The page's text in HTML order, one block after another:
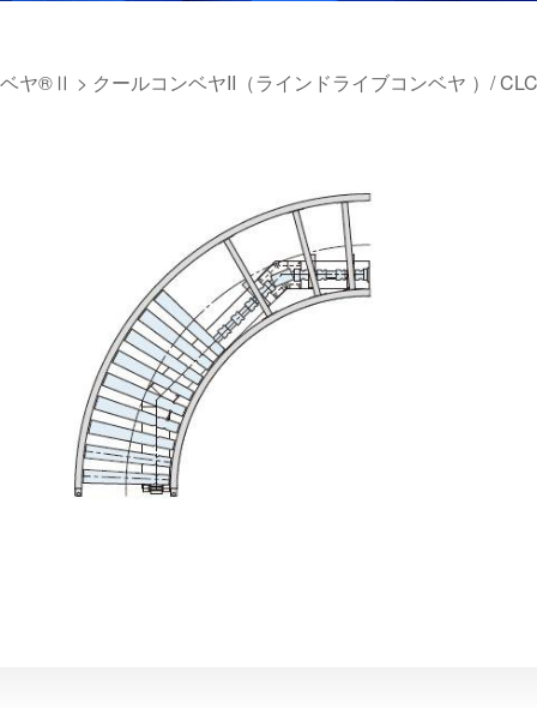
ヤ®Ⅱ > クールコンベヤII（ラインドライブコンベヤ ）/ CLC